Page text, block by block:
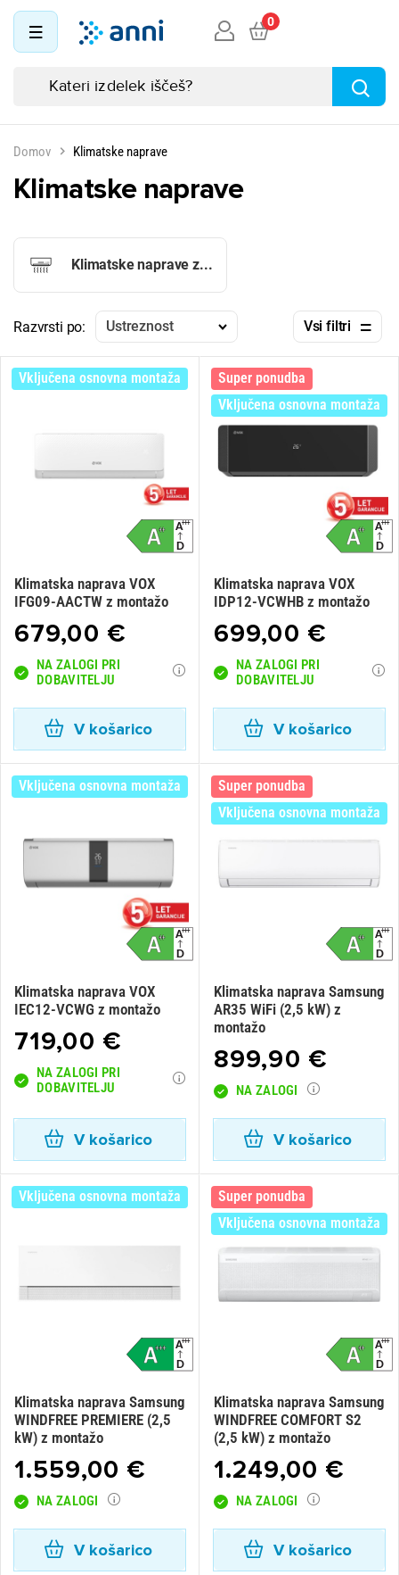
0
Domov Klimatske naprave
Klimatske naprave
Klimatske naprave z...
Razvrsti po: Ustreznost Vsi filtri
Vključena osnovna montaža
Klimatska naprava VOX
IFG09-AACTW z montažo
679,00 €
NA ZALOGI PRI
DOBAVITELJU
V košarico
Super ponudba
Vključena osnovna montaža
Klimatska naprava VOX
IDP12-VCWHB z montažo
699,00 €
NA ZALOGI PRI
DOBAVITELJU
V košarico
Vključena osnovna montaža
Klimatska naprava VOX
IEC12-VCWG z montažo
719,00 €
NA ZALOGI PRI
DOBAVITELJU
V košarico
Super ponudba
Vključena osnovna montaža
Klimatska naprava Samsung
AR35 WiFi (2,5 kW) z
montažo
899,90 €
NA ZALOGI
V košarico
Vključena osnovna montaža
Klimatska naprava Samsung
WINDFREE PREMIERE (2,5
kW) z montažo
1.559,00 €
NA ZALOGI
V košarico
Super ponudba
Vključena osnovna montaža
Klimatska naprava Samsung
WINDFREE COMFORT S2
(2,5 kW) z montažo
1.249,00 €
NA ZALOGI
V košarico